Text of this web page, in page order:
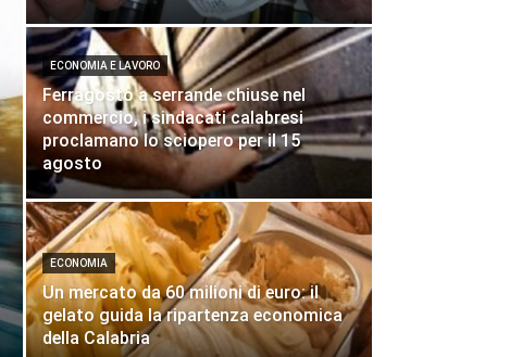
ECONOMIA E LAVORO
Ferragosto a serrande chiuse nel
commercio, i sindacati calabresi
proclamano lo sciopero per il 15
agosto
ECONOMIA
Un mercato da 60 milioni di euro: il
gelato guida la ripartenza economica
della Calabria